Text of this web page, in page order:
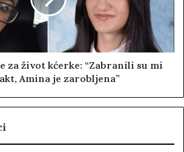
za život kćerke: “Zabranili su mi
Amina je zarobljena”